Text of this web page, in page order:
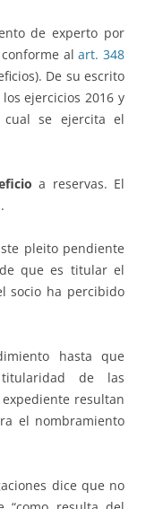
de experto por
conforme alart. 348
De su escrito
ejercicios 2016 y
cual se ejercita el
a reservas. El
pleito pendiente
que es titular el
socio ha percibido
hasta que
de las
resultan
el nombramiento
dice que no